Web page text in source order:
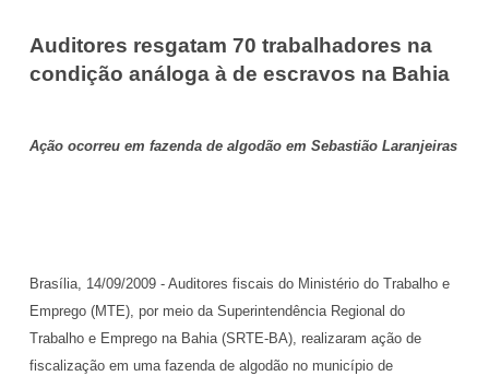
Auditores resgatam 70 trabalhadores na
condição análoga à de escravos na Bahia
Ação ocorreu em fazenda de algodão em Sebastião Laranjeiras
Brasília, 14/09/2009 - Auditores fiscais do Ministério do Trabalho e
Emprego (MTE), por meio da Superintendência Regional do
Trabalho e Emprego na Bahia (SRTE-BA), realizaram ação de
fiscalização em uma fazenda de algodão no município de